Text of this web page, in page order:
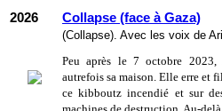
2026 Collapse (face à Gaza)
(Collapse). Avec les voix de
Peu après le 7 octobre
autrefois sa maison. Elle erre et
ce kibboutz incendié et sur